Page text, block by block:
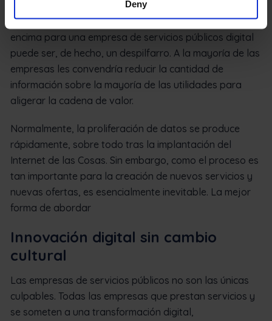
Deny
inspecciones de los activos es algo habitual en el
sector de los servicios públicos. Añadir más datos
encima para una empresa de servicios públicos digital
puede ser, de hecho, un despilfarro. A la mayoría de las
empresas les convendría reducir la cantidad de
información sobre la mayoría de las utilidades para
aligerar la cadena de valor.
Normalmente, la proliferación de datos se produce
rápidamente, sobre todo tras la implantación del
Internet de las Cosas. Sin embargo, como el proceso es
tan importante para la creación de nuevos servicios y
nuevas ofertas, es esencialmente inevitable. La mejor
forma de abordar
Innovación digital sin cambio
cultural
Las empresas de servicios públicos no son las únicas
culpables. Todas las empresas que prestan servicios y
se someten a una transformación digital,